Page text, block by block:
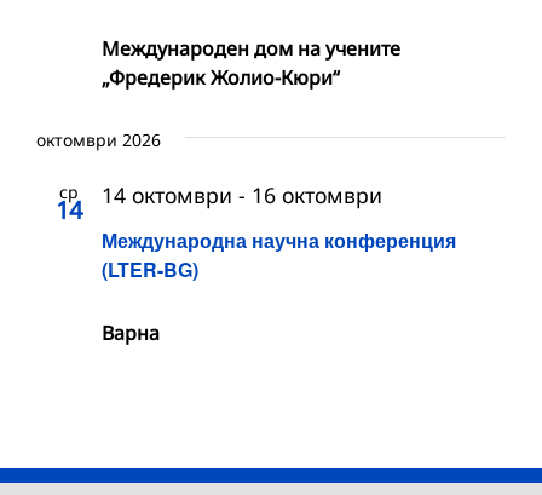
Международен дом на учените
„Фредерик Жолио-Кюри“
октомври 2026
ср
14
Международна научна конференция
(LTER-BG)
14 октомври - 16 октомври
Варна